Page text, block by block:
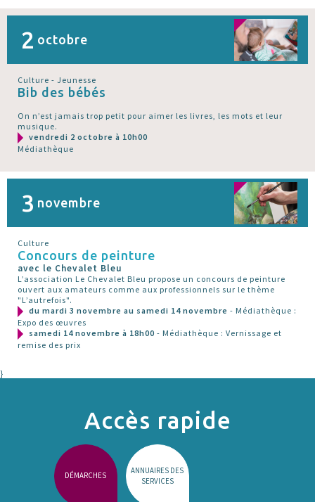
2 octobre
Culture - Jeunesse
Bib des bébés
On n’est jamais trop petit pour aimer les livres, les mots et leur
musique.
vendredi 2 octobre à 10h00
Médiathèque
3 novembre
Culture
Concours de peinture
avec le Chevalet Bleu
L’association Le Chevalet Bleu propose un concours de peinture
ouvert aux amateurs comme aux professionnels sur le thème
"L’autrefois".
du mardi 3 novembre au samedi 14 novembre - Médiathèque :
Expo des œuvres
samedi 14 novembre à 18h00 - Médiathèque : Vernissage et
remise des prix
}
Accès rapide
DÉMARCHES
ANNUAIRES DES
SERVICES